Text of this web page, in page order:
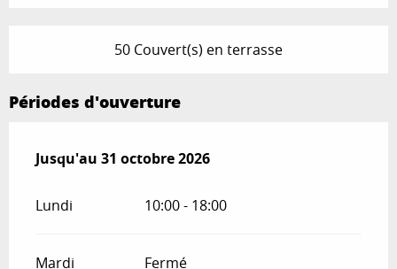
50 Couvert(s) en terrasse
Périodes d'ouverture
Du16 mars 2026au31 octobre 2026
Jusqu'au 31 octobre 2026
Lundi 10:00 - 18:00
Mardi Fermé